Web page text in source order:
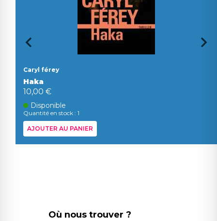
Caryl férey
Haka
10,00 €
Disponible
Quantité en stock : 1
AJOUTER AU PANIER
Où nous trouver ?